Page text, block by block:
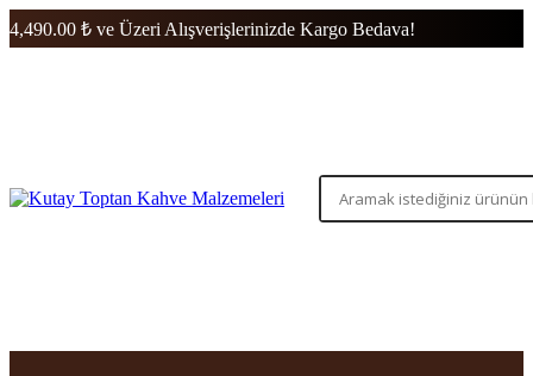
4,490.00 ₺ ve Üzeri Alışverişlerinizde Kargo Bedava!